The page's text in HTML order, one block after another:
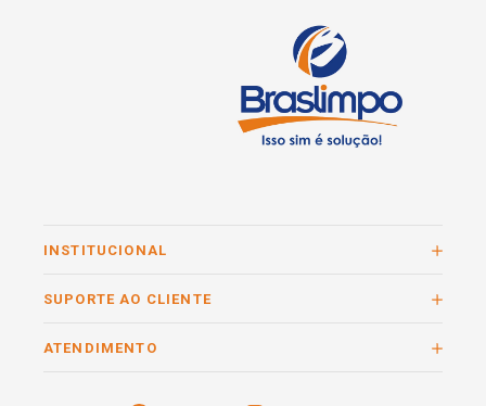
INSTITUCIONAL
SUPORTE AO CLIENTE
ATENDIMENTO